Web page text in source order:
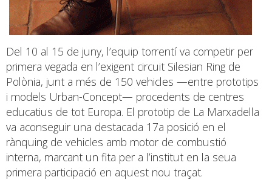
Del 10 al 15 de juny, l’equip torrentí va competir per
primera vegada en l’exigent circuit Silesian Ring de
Polònia, junt a més de 150 vehicles —entre prototips
i models Urban-Concept— procedents de centres
educatius de tot Europa. El prototip de La Marxadella
va aconseguir una destacada 17a posició en el
rànquing de vehicles amb motor de combustió
interna, marcant un fita per a l’institut en la seua
primera participació en aquest nou traçat.